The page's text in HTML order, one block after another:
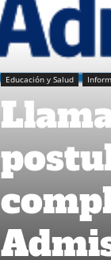
Educación y Salud